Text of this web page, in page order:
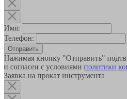
Имя:
Телефон:
Отправить
Нажимая кнопку "Отправить"
и согласен с условиями политики
Заявка на прокат инструмента